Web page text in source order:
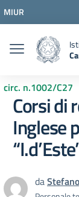
Vai al menu
Vai al footer
MIUR
circ. n.1002/C27
Corsi di
Inglese
da